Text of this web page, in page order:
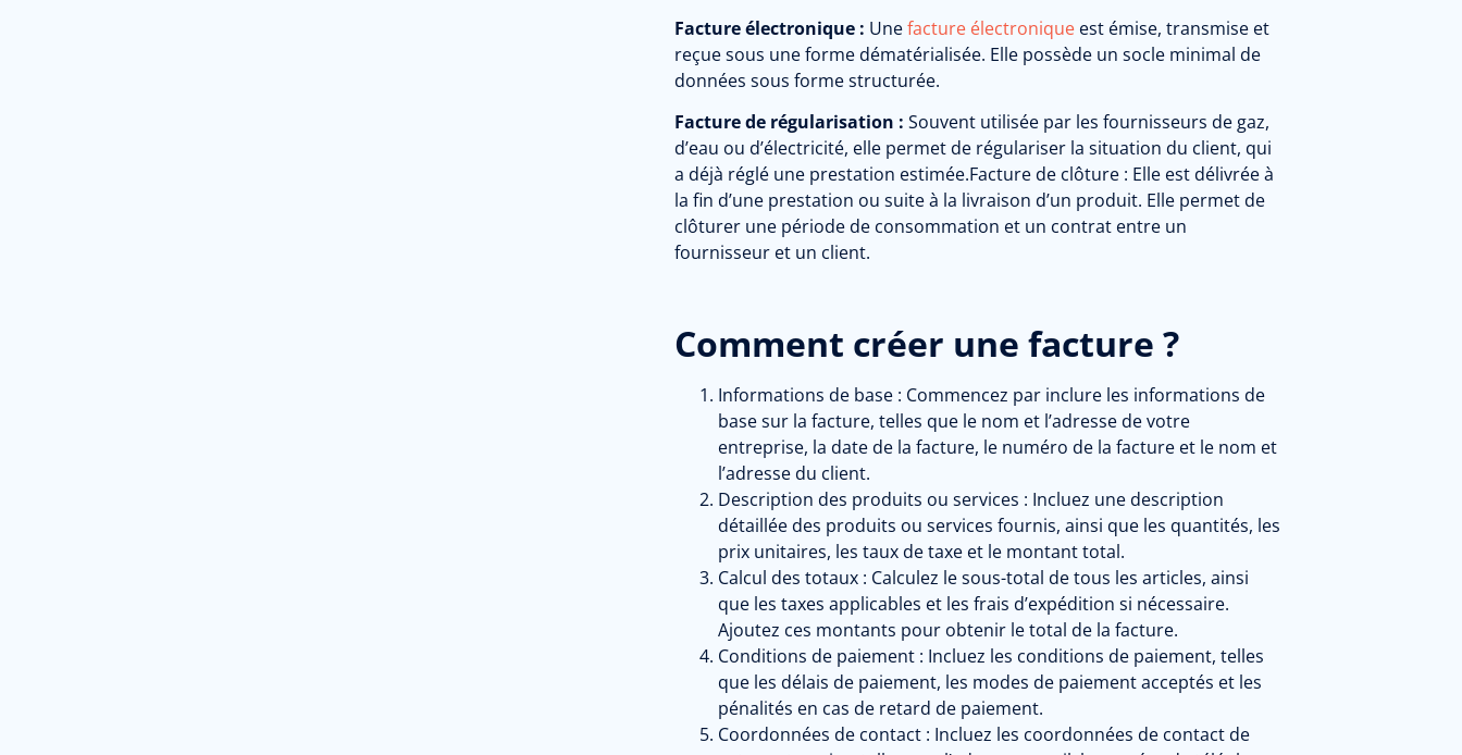
Facture électronique : Unefacture électronique est émise, transmise et
reçue sous une forme dématérialisée. Elle possède un socle minimal de
données sous forme structurée.
Facture de régularisation : Souvent utilisée par les fournisseurs de gaz,
d’eau ou d’électricité, elle permet de régulariser la situation du client, qui
a déjà réglé une prestation estimée.Facture de clôture : Elle est délivrée à
la fin d’une prestation ou suite à la livraison d’un produit. Elle permet de
clôturer une période de consommation et un contrat entre un
fournisseur et un client.
Comment créer une facture ?
Informations de base : Commencez par inclure les informations de
base sur la facture, telles que le nom et l’adresse de votre
entreprise, la date de la facture, le numéro de la facture et le nom et
l’adresse du client.
Description des produits ou services : Incluez une description
détaillée des produits ou services fournis, ainsi que les quantités, les
prix unitaires, les taux de taxe et le montant total.
Calcul des totaux : Calculez le sous-total de tous les articles, ainsi
que les taxes applicables et les frais d’expédition si nécessaire.
Ajoutez ces montants pour obtenir le total de la facture.
Conditions de paiement : Incluez les conditions de paiement, telles
que les délais de paiement, les modes de paiement acceptés et les
pénalités en cas de retard de paiement.
Coordonnées de contact : Incluez les coordonnées de contact de